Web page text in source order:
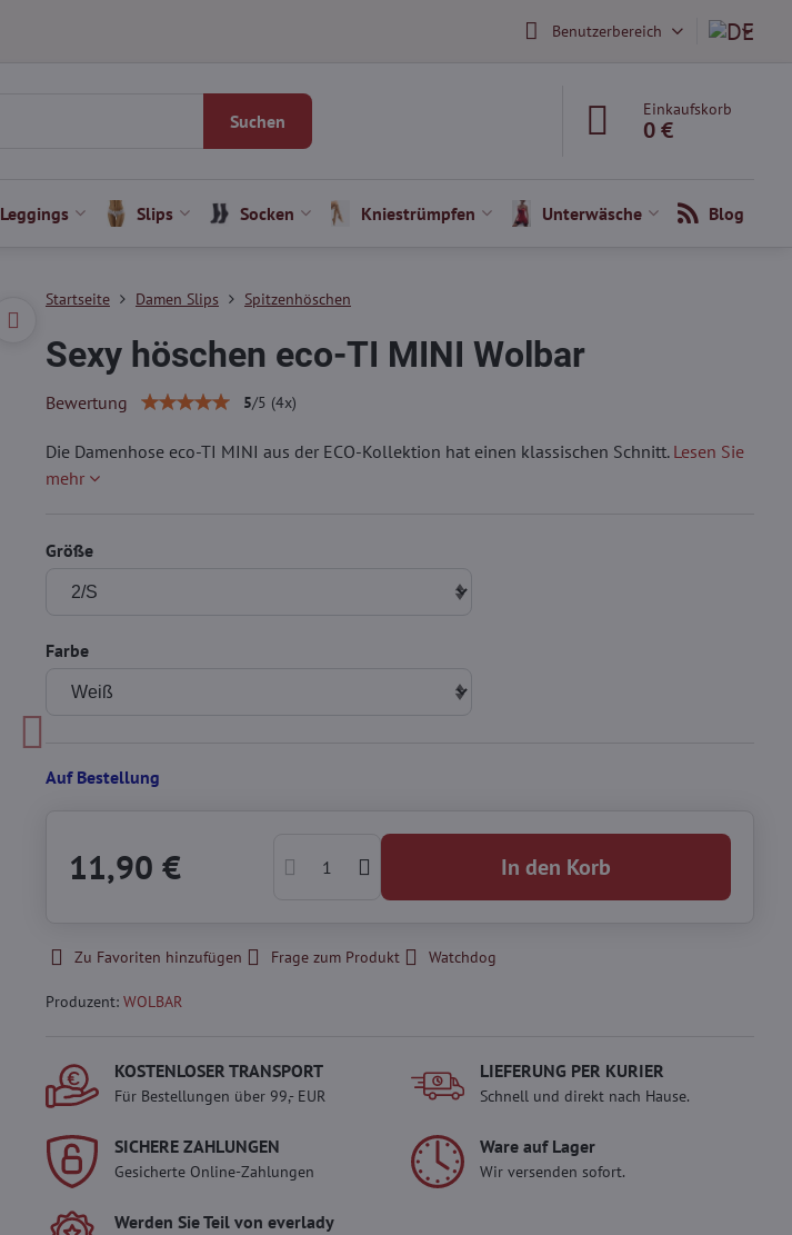
Benutzerbereich
Suchen
Einkaufskorb
0 €
Leggings Slips Socken Kniestrümpfen Unterwäsche Blog
Startseite Damen Slips Spitzenhöschen
Sexy höschen eco-TI MINI Wolbar
Bewertung 5/5 (4x)
Die Damenhose eco-TI MINI aus der ECO-Kollektion hat einen klassischen Schnitt. Lesen Sie
mehr
Größe
Farbe
Auf Bestellung
11,90 € In den Korb
Zu Favoriten hinzufügen Frage zum Produkt Watchdog
Produzent: WOLBAR
KOSTENLOSER TRANSPORT
Für Bestellungen über 99,- EUR
LIEFERUNG PER KURIER
Schnell und direkt nach Hause.
SICHERE ZAHLUNGEN
Gesicherte Online-Zahlungen
Ware auf Lager
Wir versenden sofort.
Werden Sie Teil von everlady